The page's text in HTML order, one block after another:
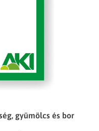
gyümölcs és bor